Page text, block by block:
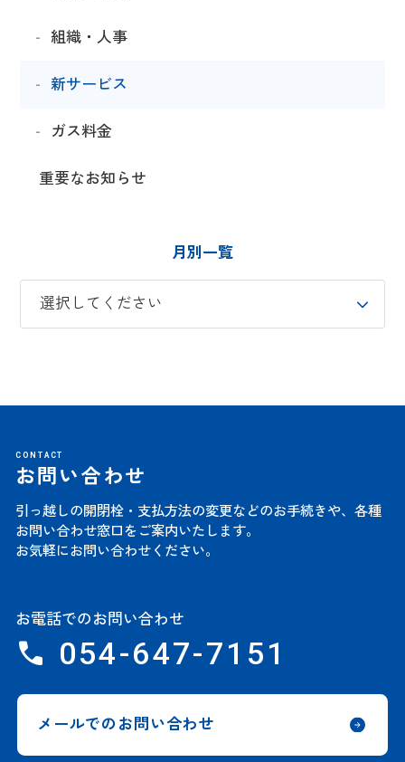
組織・人事
新サービス
ガス料金
重要なお知らせ
月別一覧
CONTACT
お問い合わせ
引っ越しの開閉栓・支払方法の変更などのお手続きや、各種
お問い合わせ窓口をご案内いたします。
お気軽にお問い合わせください。
お電話でのお問い合わせ
054-647-7151
メールでのお問い合わせ